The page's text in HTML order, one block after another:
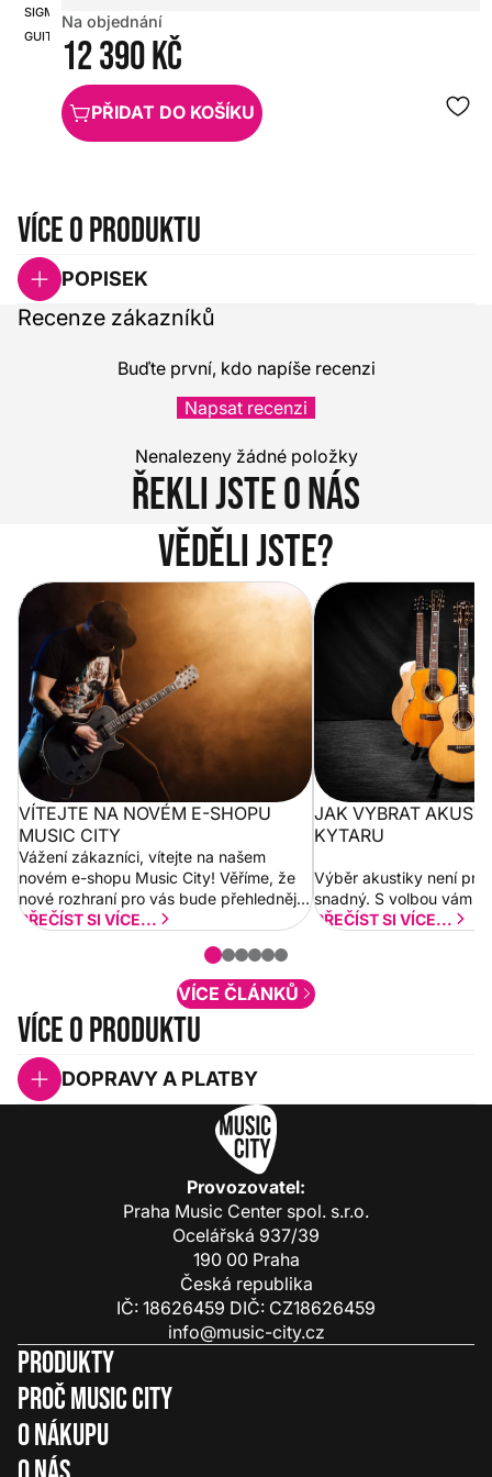
SIGMA
GUITARS
HX0000000097298
Na objednání
12 390 Kč
PŘIDAT DO KOŠÍKU
Více o produktu
POPISEK
Recenze zákazníků
Buďte první, kdo napíše recenzi
Napsat recenzi
Nenalezeny žádné položky
Řekli jste o nás
Věděli jste?
Vítejte na novém e-shopu Music
City
VÍTEJTE NA NOVÉM E-SHOPU
MUSIC CITY
Vážení zákazníci, vítejte na našem
novém e-shopu Music City! Věříme, že
nové rozhraní pro vás bude přehlednější
a rychlejší. Postupně budeme přidávat
PŘEČÍST SI VÍCE...
Jak vybrat
JAK VYBRAT
KYTARU
Výběr akustiky není pro
snadný. S volbou vám
PŘEČÍST SI VÍCE...
VÍCE ČLÁNKŮ
Více o produktu
DOPRAVY A PLATBY
Provozovatel:
Praha Music Center spol. s.r.o.
Ocelářská 937/39
190 00 Praha
Česká republika
IČ: 18626459 DIČ: CZ18626459
info@music-city.cz
Produkty
Proč Music City
O nákupu